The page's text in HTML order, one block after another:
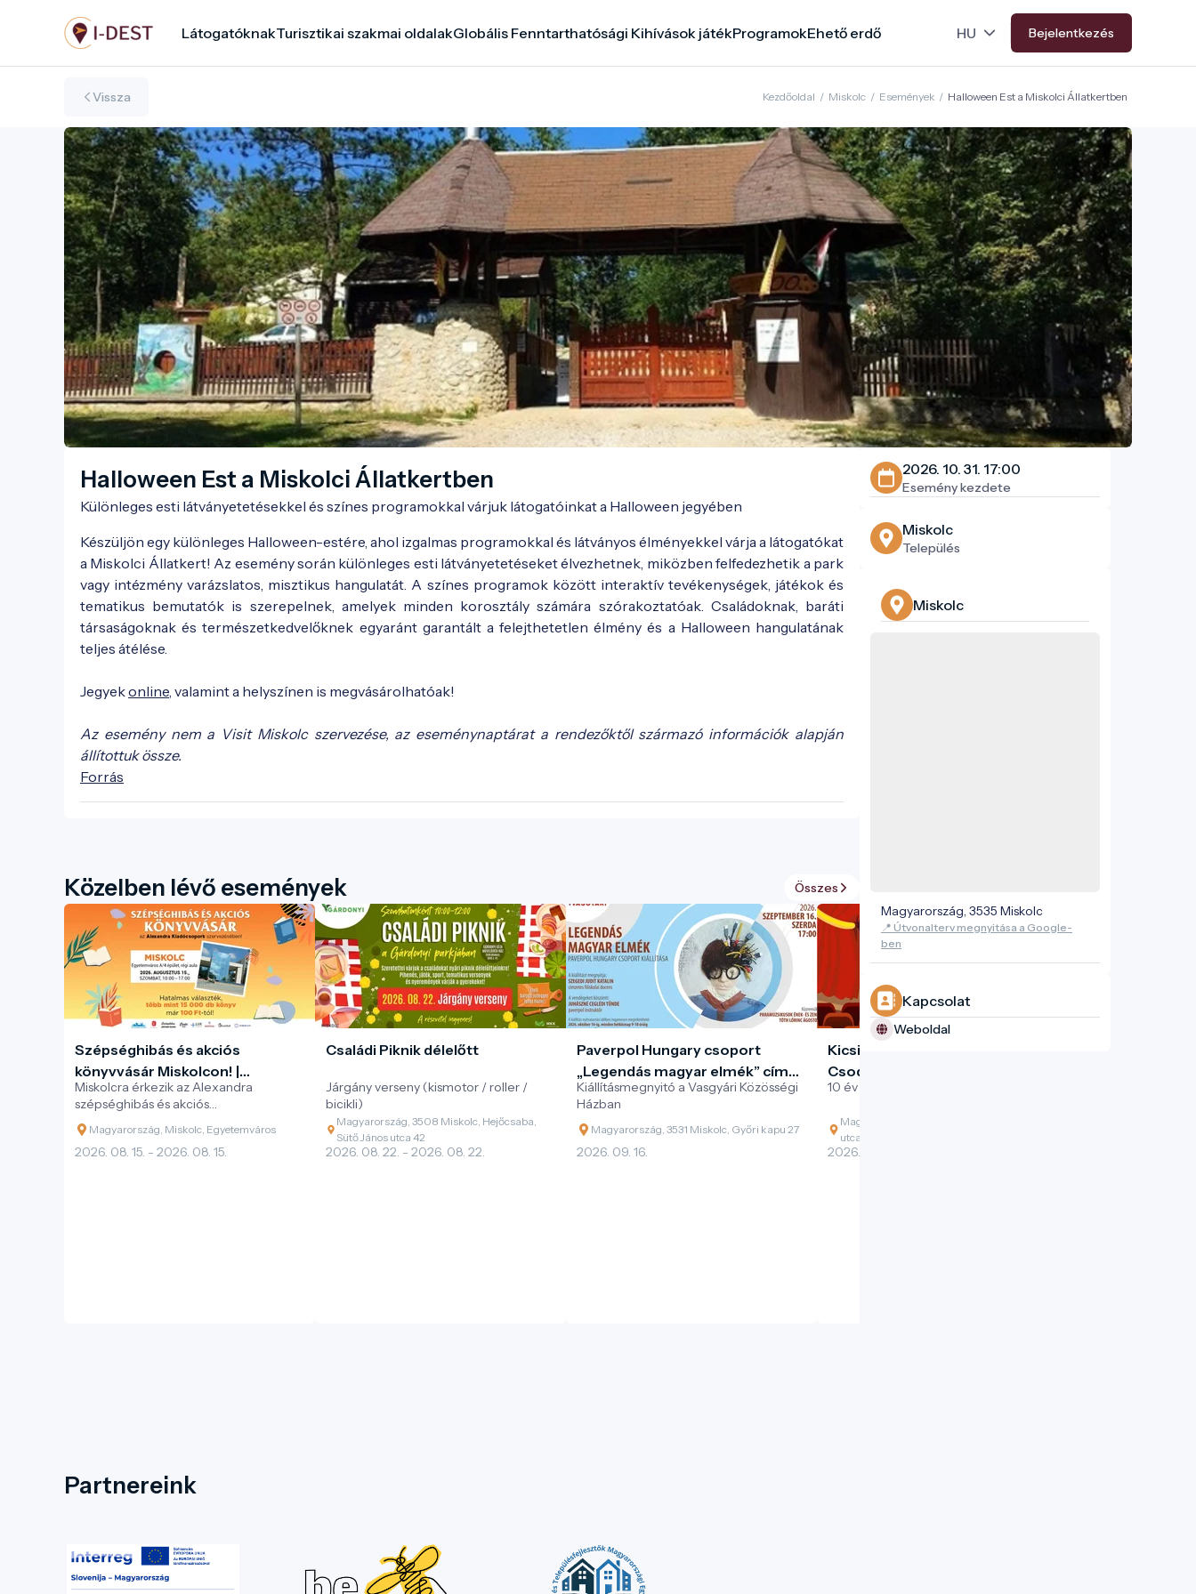
tartalomra
LátogatóknakTurisztikai szakmai oldalakGlobális Fenntarthatósági Kihívások játékProgramokEhető erdő Bejelentkezés
Vissza Kezdőoldal / Miskolc / Események / Halloween Est a Miskolci Állatkertben
Halloween Est a Miskolci Állatkertben
Különleges esti látványetetésekkel és színes programokkal várjuk látogatóinkat a Halloween jegyében
Készüljön egy különleges Halloween-estére, ahol izgalmas programokkal és látványos élményekkel várja a látogatókat
a Miskolci Állatkert! Az esemény során különleges esti látványetetéseket élvezhetnek, miközben felfedezhetik a park
vagy intézmény varázslatos, misztikus hangulatát. A színes programok között interaktív tevékenységek, játékok és
tematikus bemutatók is szerepelnek, amelyek minden korosztály számára szórakoztatóak. Családoknak, baráti
társaságoknak és természetkedvelőknek egyaránt garantált a felejthetetlen élmény és a Halloween hangulatának
teljes átélése.
Jegyekonline, valamint a helyszínen is megvásárolhatóak!
Az esemény nem a Visit Miskolc szervezése, az eseménynaptárat a rendezőktől származó információk alapján
állítottuk össze.
Forrás
Közelben lévő események Összes
Szépséghibás és akciós
könyvvásár Miskolcon! |
Alexandra Kiadócsoport
Miskolcra érkezik az Alexandra
szépséghibás és akciós
könyvvásársorozata!
Magyarország, Miskolc, Egyetemváros
2026. 08. 15. - 2026. 08. 15.
Családi Piknik délelőtt
Járgány verseny (kismotor / roller /
bicikli)
Magyarország, 3508 Miskolc, Hejőcsaba,
Sütő János utca 42
2026. 08. 22. - 2026. 08. 22.
Paverpol Hungary csoport
„Legendás magyar elmék” című
kiállításának megnyitója
Kiállításmegnyitó a Vasgyári Közösségi
Házban
Magyarország, 3531 Miskolc, Győri kapu 27
2026. 09. 16.
Kicsi Gesztenye Klub -
Csodálatos emlékeink
10 év legjobb pillanatai
Magyarország, 3530 Miskolc, Rákóczi Ferenc
utca 5
2026. 11. 15. - 2026. 11. 15.
2026. 10. 31. 17:00
Esemény kezdete
Miskolc
Település
Miskolc
Magyarország, 3535 Miskolc
📍 Útvonalterv megnyitása a Google-
ben
Kapcsolat
Weboldal
Partnereink